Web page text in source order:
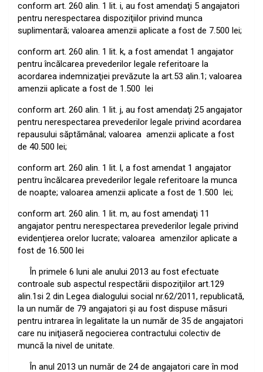
conform art. 260 alin. 1 lit. i, au fost amendaţi 5 angajatori
pentru nerespectarea dispoziţiilor privind munca
suplimentară; valoarea amenzii aplicate a fost de 7.500 lei;
conform art. 260 alin. 1 lit. k, a fost amendat 1 angajator
pentru încălcarea prevederilor legale referitoare la
acordarea indemnizaţiei prevăzute la art.53 alin.1; valoarea
amenzii aplicate a fost de 1.500 lei
conform art. 260 alin. 1 lit. j, au fost amendaţi 25 angajator
pentru nerespectarea prevederilor legale privind acordarea
repausului săptămânal; valoarea amenzii aplicate a fost
de 40.500 lei;
conform art. 260 alin. 1 lit. l, a fost amendat 1 angajator
pentru încălcarea prevederilor legale referitoare la munca
de noapte; valoarea amenzii aplicate a fost de 1.500 lei;
conform art. 260 alin. 1 lit. m, au fost amendaţi 11
angajator pentru nerespectarea prevederilor legale privind
evidenţierea orelor lucrate; valoarea amenzilor aplicate a
fost de 16.500 lei
În primele 6 luni ale anului 2013 au fost efectuate
controale sub aspectul respectării dispoziţiilor art.129
alin.1si 2 din Legea dialogului social nr.62/2011, republicată,
la un număr de 79 angajatori şi au fost dispuse măsuri
pentru intrarea în legalitate la un număr de 35 de angajatori
care nu iniţiaseră negocierea contractului colectiv de
muncă la nivel de unitate.
În anul 2013 un număr de 24 de angajatori care în mod